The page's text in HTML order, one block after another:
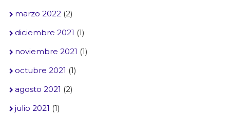
marzo 2022 (2)
diciembre 2021 (1)
noviembre 2021 (1)
octubre 2021 (1)
agosto 2021 (2)
julio 2021 (1)